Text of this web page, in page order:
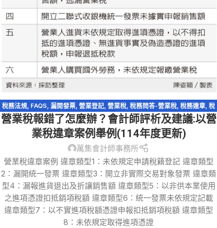
稅務法規 FAQS 漏開發票 營業登記 營業稅 稅務問答-營業稅 稅務違章 稅
捐稽徵法, 統一發票,逃漏稅
營業稅報錯了怎麼辦？會計師評析及建議:以營
業稅違章案例舉例(114年度更新)
萬集會計師事務所
營業稅違章案例 違章類型1：未依規定申請稅籍登記 違章類型
2：漏開統一發票 違章類型3：開立非實際交易對象發票 違章類
型4：漏報進貨退出及折讓銷售額 違章類型5：以非供本業使用
之進項憑證扣抵銷項稅額 違章類型6：統一發票未依規定記載
違章類型7：以不實進項稅額憑證申報扣抵銷項稅額 違章類型
8：未依規定取得進項憑證